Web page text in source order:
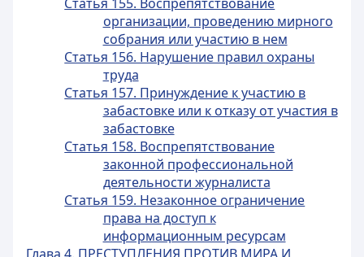
организации, проведению мирного
собрания или участию в нем
Статья 156. Нарушение правил охраны
труда
Статья 157. Принуждение к участию в
забастовке или к отказу от участия в
забастовке
Статья 158. Воспрепятствование
законной профессиональной
деятельности журналиста
Статья 159. Незаконное ограничение
права на доступ к
информационным ресурсам